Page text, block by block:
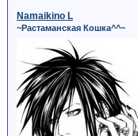
Namaikino L
~Растаманская Кошка^^~